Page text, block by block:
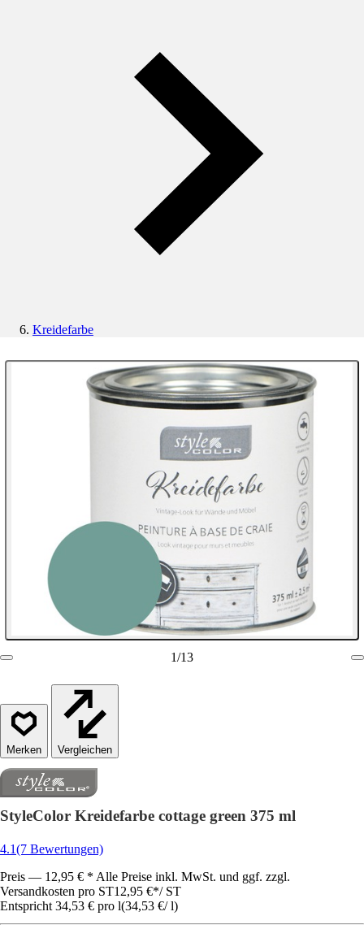
Kreidefarbe
1/13
Vergleichen
StyleColor Kreidefarbe cottage green 375 ml
4.1(7 Bewertungen)
Preis — 12,95 € * Alle Preise inkl. MwSt. und ggf. zzgl.
Versandkosten pro ST12,95 €*/ ST
Entspricht 34,53 € pro l(34,53 €/ l)